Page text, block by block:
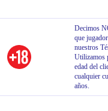
Decimos
que
nuestros
Utilizamos
edad del
cualquier
años.